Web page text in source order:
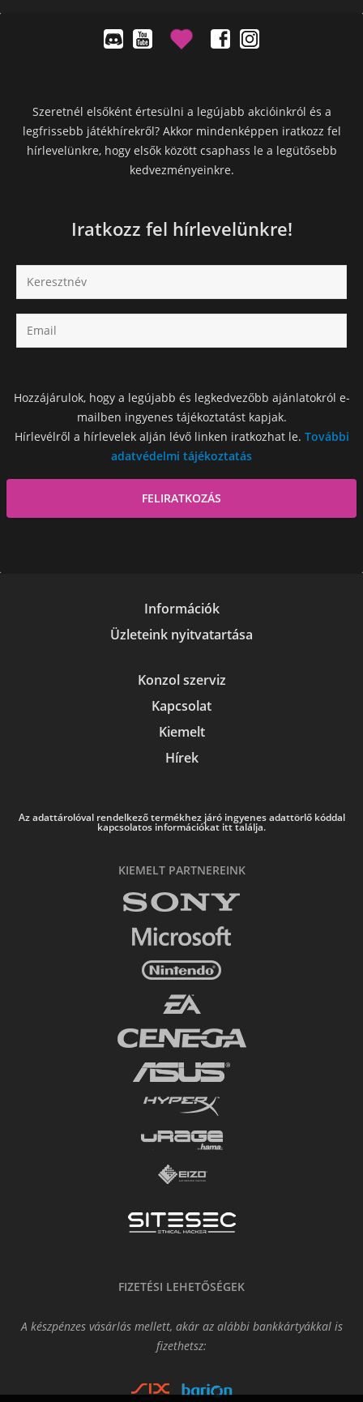
Szeretnél elsőként értesülni a legújabb akcióinkról és a
legfrissebb játékhírekről? Akkor mindenképpen iratkozz fel
hírlevelünkre, hogy elsők között csaphass le a legütősebb
kedvezményeinkre.
Iratkozz fel hírlevelünkre!
Hozzájárulok, hogy a legújabb és legkedvezőbb ajánlatokról e-
mailben ingyenes tájékoztatást kapjak.
Hírlevélről a hírlevelek alján lévő linken iratkozhat le. További
adatvédelmi tájékoztatás
Információk
Üzleteink nyitvatartása
Konzol szerviz
Kapcsolat
Kiemelt
Hírek
Az adattárolóval rendelkező termékhez járó ingyenes adattörlő kóddal
kapcsolatos információkat itt találja.
KIEMELT PARTNEREINK
FIZETÉSI LEHETŐSÉGEK
A készpénzes vásárlás mellett, akár az alábbi bankkártyákkal is
fizethetsz: